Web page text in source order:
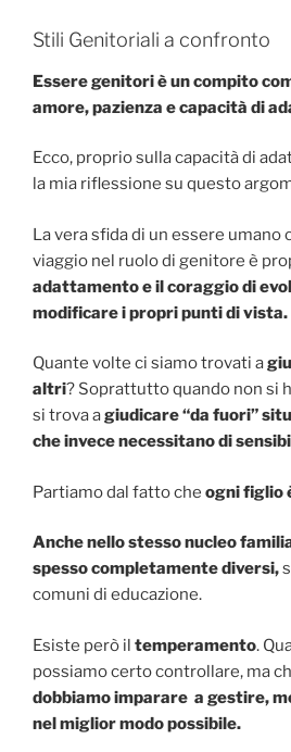
Stili Genitoriali a confronto
Essere genitori è un compito
amore, pazienza e capacità di
Ecco, proprio sulla capacità di
la mia riflessione su questo
La vera sfida di un essere umano
viaggio nel ruolo di genitore è
adattamento e il coraggio di
modificare i propri punti di vista.
Quante volte ci siamo trovati a
altri? Soprattutto quando non si
si trova agiudicare “da fuori”
che invece necessitano di
Partiamo dal fatto che ogni figlio
Anche nello stesso nucleo
spesso completamente diversi,
comuni di educazione.
Esiste però il temperamento.
possiamo certo controllare, ma
dobbiamo imparare a gestire,
nel miglior modo possibile.